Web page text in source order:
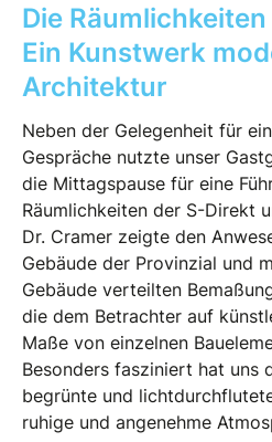
Die
Ein Kunstwerk
Architektur
Neben der Gelegenheit für
Gespräche nutzte unser
die Mittagspause für eine
Räumlichkeiten der S-Direkt
Dr. Cramer zeigte den
Gebäude der Provinzial und
Gebäude verteilten
die dem Betrachter auf
Maße von einzelnen
Besonders fasziniert hat uns
begrünte und
ruhige und angenehme